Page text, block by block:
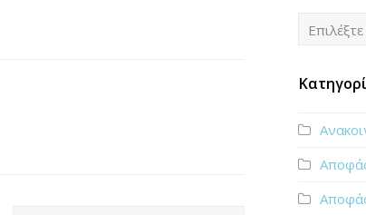
Ιστορικό